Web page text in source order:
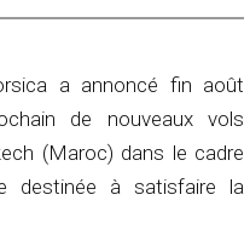
a annoncé fin août
de nouveaux vols
(Maroc) dans le cadre
destinée à satisfaire la